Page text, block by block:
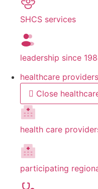
SHCS services
leadership since
healthcare providers
Close
health care
participating